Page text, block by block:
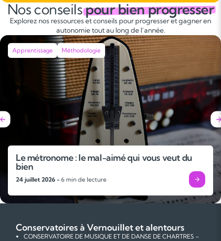
Nos conseilspour bien progresser
Explorez nos ressources et conseils pour progresser et gagner en
autonomie tout au long de l’année.
Apprentissage Méthodologie
Le métronome : le mal-aimé qui vous veut du
bien
24 juillet 2026 - 6 min de lecture
Conservatoires à Vernouillet et alentours
CONSERVATOIRE DE MUSIQUE ET DE DANSE DE CHARTRES –